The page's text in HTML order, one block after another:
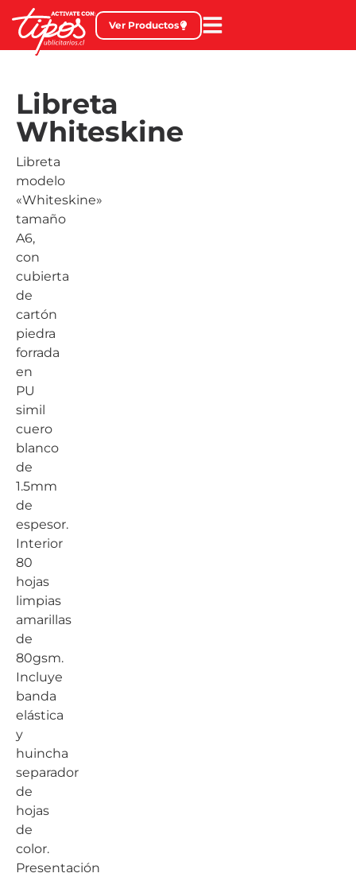
Ver Productos
Libreta
Whiteskine
Libreta
modelo
«Whiteskine»
tamaño
A6,
con
cubierta
de
cartón
piedra
forrada
en
PU
simil
cuero
blanco
de
1.5mm
de
espesor.
Interior
80
hojas
limpias
amarillas
de
80gsm.
Incluye
banda
elástica
y
huincha
separador
de
hojas
de
color.
Presentación